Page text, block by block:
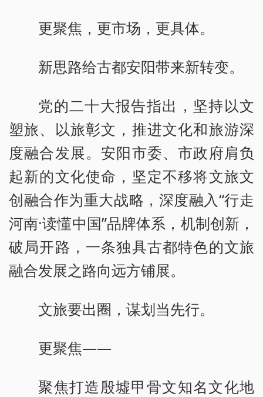
更聚焦，更市场，更具体。
新思路给古都安阳带来新转变。
党的二十大报告指出，坚持以文
塑旅、以旅彰文，推进文化和旅游深
度融合发展。安阳市委、市政府肩负
起新的文化使命，坚定不移将文旅文
创融合作为重大战略，深度融入“行走
河南·读懂中国”品牌体系，机制创新，
破局开路，一条独具古都特色的文旅
融合发展之路向远方铺展。
文旅要出圈，谋划当先行。
更聚焦——
聚焦打造殷墟甲骨文知名文化地